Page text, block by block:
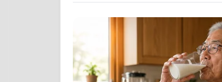
προέκυψε με
και
Πάμε όμως
Το
στο